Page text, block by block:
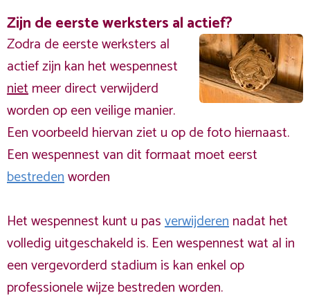
Zijn de eerste werksters al actief?
Zodra de eerste werksters al
actief zijn kan het wespennest
nietmeer direct verwijderd
worden op een veilige manier.
Een voorbeeld hiervan ziet u op de foto hiernaast.
Een wespennest van dit formaat moet eerst
bestredenworden
Het wespennest kunt u pasverwijderennadat het
volledig uitgeschakeld is. Een wespennest wat al in
een vergevorderd stadium is kan enkel op
professionele wijze bestreden worden.